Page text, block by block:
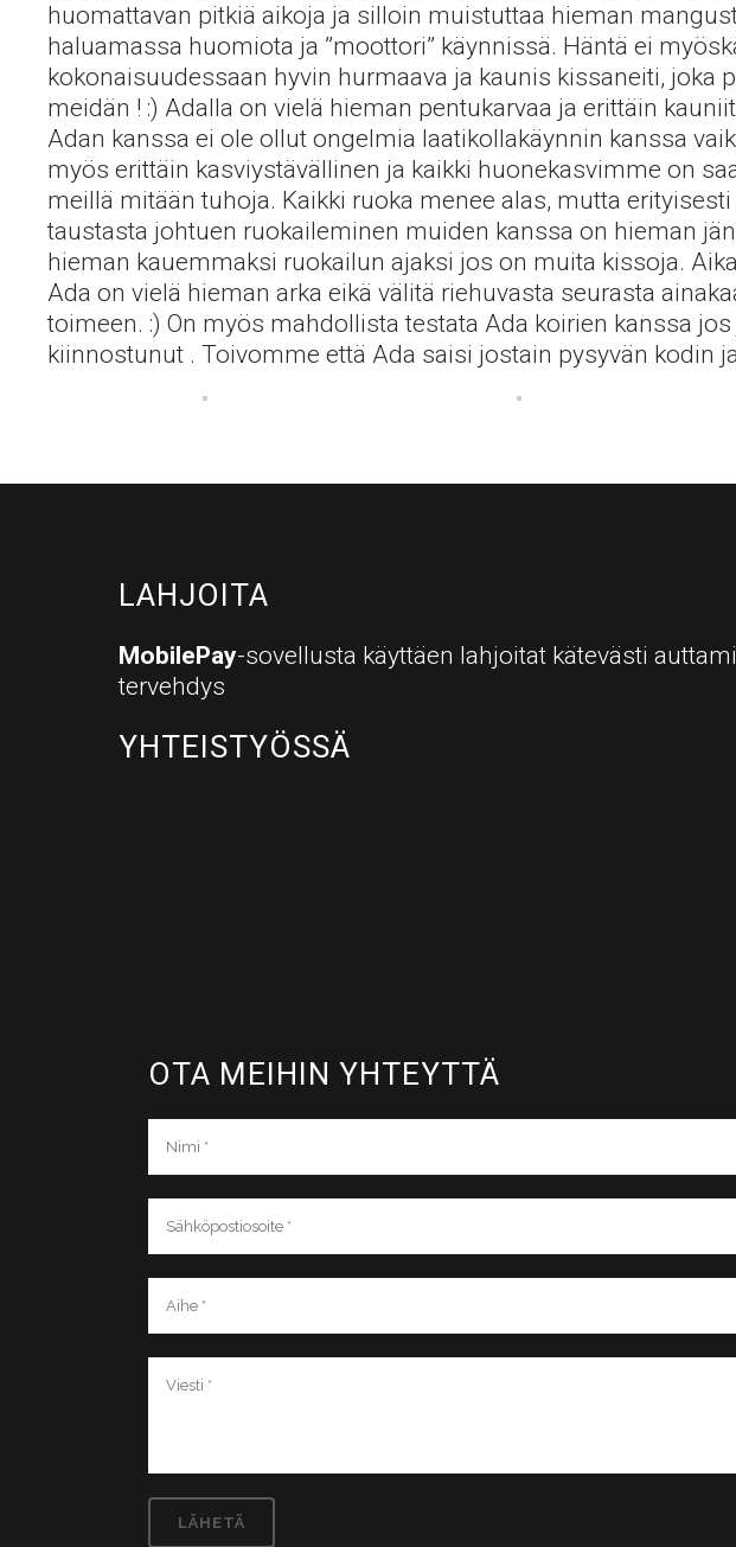
huomattavan pitkiä aikoja ja silloin muistuttaa hieman
haluamassa huomiota ja ”moottori” käynnissä. Häntä ei
kokonaisuudessaan hyvin hurmaava ja kaunis kissaneiti, joka
meidän ! :) Adalla on vielä hieman pentukarvaa ja erittäin
Adan kanssa ei ole ollut ongelmia laatikollakäynnin kanssa
myös erittäin kasviystävällinen ja kaikki huonekasvimme on
meillä mitään tuhoja. Kaikki ruoka menee alas, mutta
taustasta johtuen ruokaileminen muiden kanssa on hieman
hieman kauemmaksi ruokailun ajaksi jos on muita kissoja.
Ada on vielä hieman arka eikä välitä riehuvasta seurasta
toimeen. :) On myös mahdollista testata Ada koirien kanssa
kiinnostunut . Toivomme että Ada saisi jostain pysyvän kodin
LAHJOITA
MobilePay-sovellusta käyttäen lahjoitat kätevästi
tervehdys
YHTEISTYÖSSÄ
OTA MEIHIN YHTEYTTÄ​